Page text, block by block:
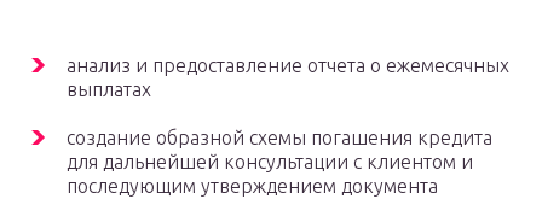
анализ и предоставление отчета о ежемесячных
выплатах
создание образной схемы погашения кредита
для дальнейшей консультации с клиентом и
последующим утверждением документа